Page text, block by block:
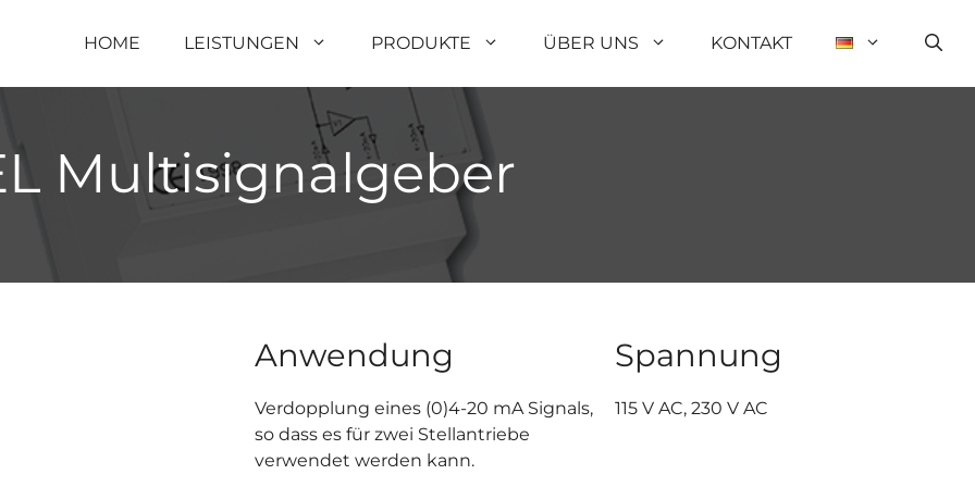
HOME LEISTUNGEN PRODUKTE ÜBER UNS KONTAKT
Multisignalgeber
Anwendung
Verdopplung eines (0)4-20 mA Signals,
so dass es für zwei Stellantriebe
verwendet werden kann.
Spannung
115 V AC, 230 V AC